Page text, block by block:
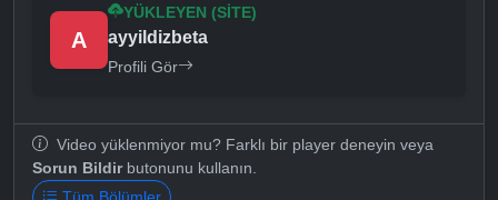
A
YÜKLEYEN (SITE)
ayyildizbeta
Profili Gör
Video yüklenmiyor mu? Farklı bir player deneyin veya
Sorun Bildirbutonunu kullanın.
Tüm Bölümler